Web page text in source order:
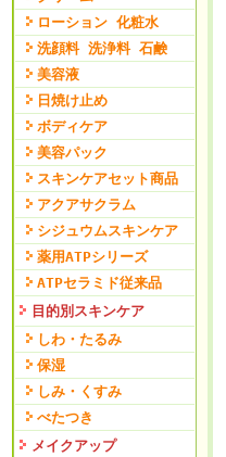
ローション 化粧水
洗顔料 洗浄料 石鹸
美容液
日焼け止め
ボディケア
美容パック
スキンケアセット商品
アクアサクラム
シジュウムスキンケア
薬用ATPシリーズ
ATPセラミド従来品
目的別スキンケア
しわ・たるみ
保湿
しみ・くすみ
べたつき
メイクアップ